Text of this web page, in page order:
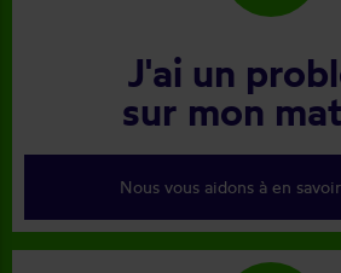
J'ai un
sur mon
Nous vous aidons à en